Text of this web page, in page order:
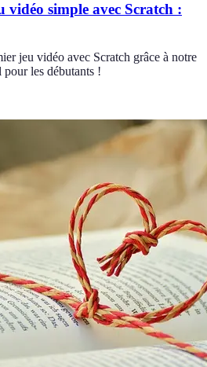
vidéo simple avec Scratch :
jeu vidéo avec Scratch grâce à notre
les débutants !